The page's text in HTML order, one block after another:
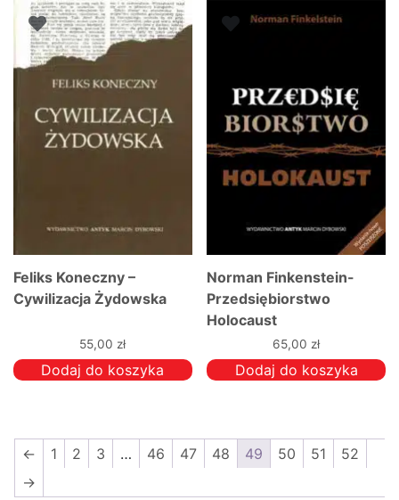
Feliks Koneczny –
Cywilizacja Żydowska
55,00 zł
Dodaj do koszyka
Norman Finkenstein-
Przedsiębiorstwo
Holocaust
65,00 zł
Dodaj do koszyka
← 1 2 3 … 46 47 48 49 50 51
52
→